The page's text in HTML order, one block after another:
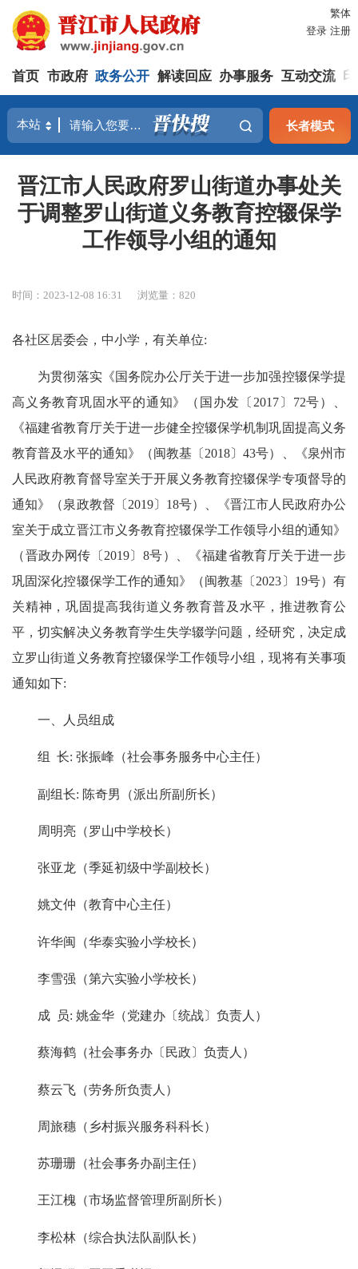
繁体
登录 注册
首页 市政府 政务公开 解读回应 办事服务 互动交流
长者模式
晋江市人民政府罗山街道办事处关
于调整罗山街道义务教育控辍保学
工作领导小组的通知
时间：2023-12-08 16:31 浏览量：820
各社区居委会，中小学，有关单位:
为贯彻落实《国务院办公厅关于进一步加强控辍保学提
高义务教育巩固水平的通知》（国办发〔2017〕72号）、
《福建省教育厅关于进一步健全控辍保学机制巩固提高义务
教育普及水平的通知》（闽教基〔2018〕43号）、《泉州市
人民政府教育督导室关于开展义务教育控辍保学专项督导的
通知》（泉政教督〔2019〕18号）、《晋江市人民政府办公
室关于成立晋江市义务教育控辍保学工作领导小组的通知》
（晋政办网传〔2019〕8号）、《福建省教育厅关于进一步
巩固深化控辍保学工作的通知》（闽教基〔2023〕19号）有
关精神，巩固提高我街道义务教育普及水平，推进教育公
平，切实解决义务教育学生失学辍学问题，经研究，决定成
立罗山街道义务教育控辍保学工作领导小组，现将有关事项
通知如下:
一、人员组成
组 长: 张振峰（社会事务服务中心主任）
副组长: 陈奇男（派出所副所长）
周明亮（罗山中学校长）
张亚龙（季延初级中学副校长）
姚文仲（教育中心主任）
许华闽（华泰实验小学校长）
李雪强（第六实验小学校长）
成 员: 姚金华（党建办〔统战〕负责人）
蔡海鹤（社会事务办〔民政〕负责人）
蔡云飞（劳务所负责人）
周旅穗（乡村振兴服务科科长）
苏珊珊（社会事务办副主任）
王江槐（市场监督管理所副所长）
李松林（综合执法队副队长）